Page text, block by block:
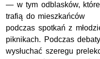
— w tym odblasków, które
trafią do mieszkańców
podczas spotkań z
piknikach. Podczas
wysłuchać szeregu